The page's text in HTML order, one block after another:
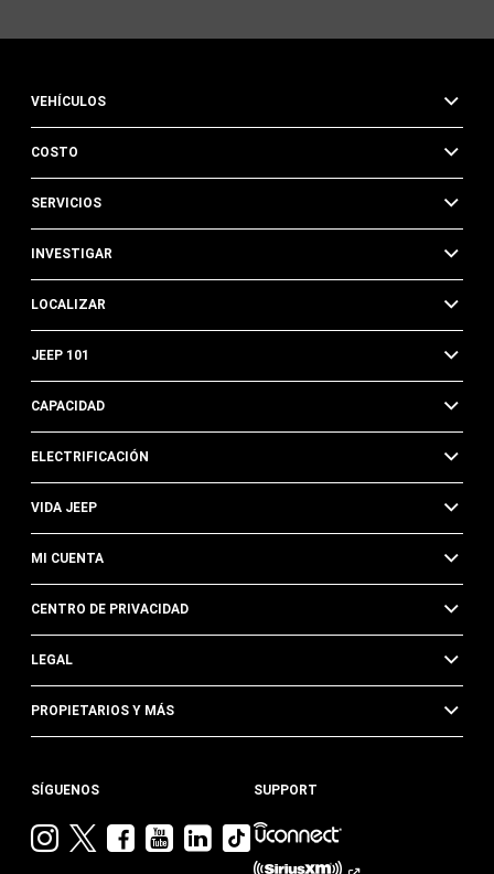
VEHÍCULOS
COSTO
SERVICIOS
INVESTIGAR
LOCALIZAR
JEEP 101
CAPACIDAD
ELECTRIFICACIÓN
VIDA JEEP
MI CUENTA
CENTRO DE PRIVACIDAD
LEGAL
PROPIETARIOS Y MÁS
SÍGUENOS
VisitaVisitaVisitaVisitaVisita
Jeep
Visita
Jeep
SUPPORT